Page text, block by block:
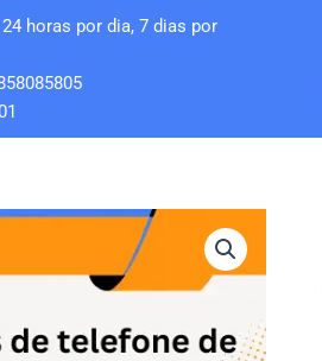
horas por dia, 7 dias por